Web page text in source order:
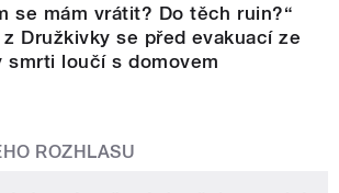
se mám vrátit? Do těch ruin?“
z Družkivky se před evakuací ze
smrti loučí s domovem
ROZHLASU